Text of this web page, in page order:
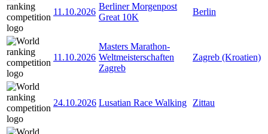
11.10.2026
Berliner Morgenpost
Great 10K
Berlin
11.10.2026
Masters Marathon-
Weltmeisterschaften
Zagreb
Zagreb (Kroatien)
24.10.2026 Lusatian Race Walking Zittau